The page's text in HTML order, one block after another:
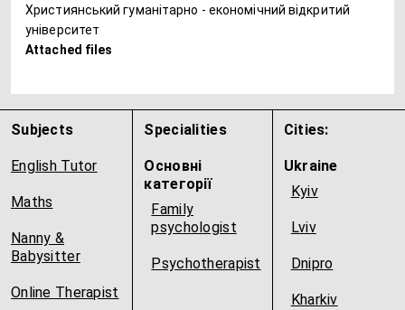
Християнський гуманітарно - економічний відкритий
університет
Attached files
Subjects
English Tutor
Maths
Nanny &
Babysitter
Online Therapist
Specialities
Основні
категорії
Family
psychologist
Psychotherapist
Cities:
Ukraine
Kyiv
Lviv
Dnipro
Kharkiv